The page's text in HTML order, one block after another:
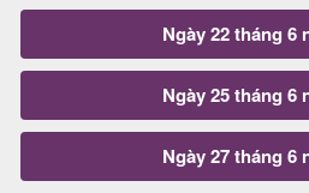
Ngày 22 tháng 6
Ngày 25 tháng 6
Ngày 27 tháng 6